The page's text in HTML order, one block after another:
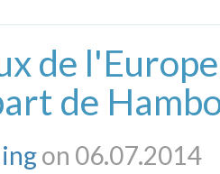
de
de
on 06.07.2014